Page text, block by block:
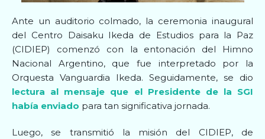
Ante un auditorio colmado, la ceremonia inaugural
del Centro Daisaku Ikeda de Estudios para la Paz
(CIDIEP) comenzó con la entonación del Himno
Nacional Argentino, que fue interpretado por la
Orquesta Vanguardia Ikeda. Seguidamente, se dio
lectura al mensaje que el Presidente de la SGI
había enviado para tan significativa jornada.
Luego, se transmitió la misión del CIDIEP, de